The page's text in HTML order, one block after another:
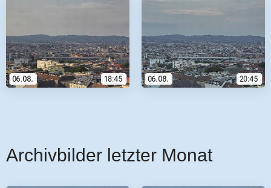
Archivbilder letzter Monat